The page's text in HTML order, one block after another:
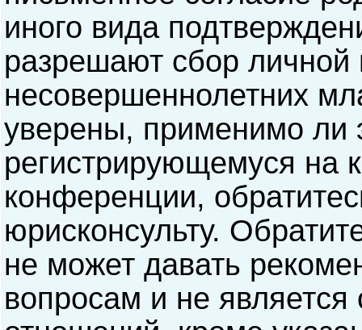
иного вида
разрешают сбор
несовершеннолетних
уверены, применимо ли
регистрирующемуся на
конференции,
юрисконсульту.
не может давать
вопросам и не